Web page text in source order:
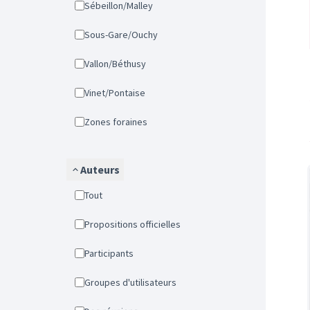
Sébeillon/Malley
Sous-Gare/Ouchy
Vallon/Béthusy
Vinet/Pontaise
Zones foraines
Auteurs
Tout
Propositions officielles
Participants
Groupes d'utilisateurs